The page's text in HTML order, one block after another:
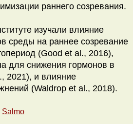
раннего созревания.
изучали влияние
среды на раннее созревание
(Good et al., 2016),
для снижения гормонов в
2021), и влияние
(Waldrop et al., 2018).
Salmo